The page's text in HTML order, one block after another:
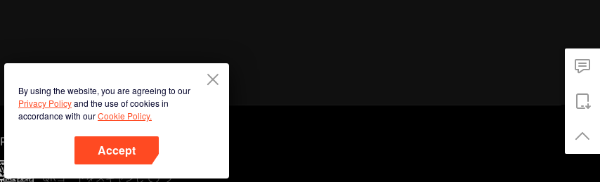
By using the website, you are agreeing to our
Privacy Policyand the use of cookies in
accordance with ourCookie Policy.
Accept
Phone
QRコードをスキャンしてアプ